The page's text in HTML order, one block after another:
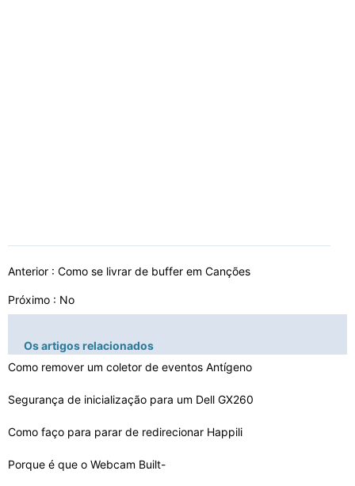
Anterior : Como se livrar de buffer em Canções
Próximo : No
Os artigos relacionados
Como remover um coletor de eventos Antígeno
Segurança de inicialização para um Dell GX260
Como faço para parar de redirecionar Happili
Porque é que o Webcam Built-